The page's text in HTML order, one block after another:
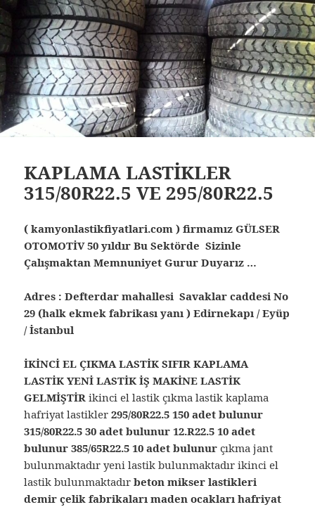
KAPLAMA LASTİKLER
315/80R22.5 VE 295/80R22.5
( kamyonlastikfiyatlari.com ) firmamız GÜLSER
OTOMOTİV 50 yıldır Bu Sektörde Sizinle
Çalışmaktan Memnuniyet Gurur Duyarız …
Adres : Defterdar mahallesi Savaklar caddesi No
29 (halk ekmek fabrikası yanı ) Edirnekapı / Eyüp
/ İstanbul
İKİNCİ EL ÇIKMA LASTİK SIFIR KAPLAMA
LASTİK YENİ LASTİK İŞ MAKİNE LASTİK
GELMİŞTİRikinci el lastik çıkma lastik kaplama
hafriyat lastikler295/80R22.5 150 adet bulunur
315/80R22.5 30 adet bulunur 12.R22.5 10 adet
bulunur 385/65R22.5 10 adet bulunurçıkma jant
bulunmaktadır yeni lastik bulunmaktadır ikinci el
lastik bulunmaktadırbeton mikser lastikleri
demir çelik fabrikaları maden ocakları hafriyat